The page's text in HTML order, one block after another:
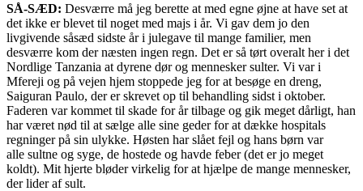
SÅ-SÆD: Desværre må jeg berette at med egne øjne at have set at
det ikke er blevet til noget med majs i år. Vi gav dem jo den
livgivende såsæd sidste år i julegave til mange familier, men
desværre kom der næsten ingen regn. Det er så tørt overalt her i det
Nordlige Tanzania at dyrene dør og mennesker sulter. Vi var i
Mfereji og på vejen hjem stoppede jeg for at besøge en dreng,
Saiguran Paulo, der er skrevet op til behandling sidst i oktober.
Faderen var kommet til skade for år tilbage og gik meget dårligt, han
har været nød til at sælge alle sine geder for at dække hospitals
regninger på sin ulykke. Høsten har slået fejl og hans børn var
alle sultne og syge, de hostede og havde feber (det er jo meget
koldt). Mit hjerte bløder virkelig for at hjælpe de mange mennesker,
der lider af sult.